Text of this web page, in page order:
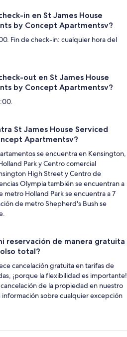
in en St James House
by Concept Apartmentsv?
Fin de check-in: cualquier hora del
out en St James House
by Concept Apartmentsv?
St James House Serviced
Apartmentsv?
se encuentra en Kensington,
Park y Centro comercial
High Street y Centro de
Olympia también se encuentran a
metro Holland Park se encuentra a 7
de metro Shepherd's Bush se
reservación de manera gratuita
total?
cancelación gratuita en tarifas de
¡porque la flexibilidad es importante!
de la propiedad en nuestro
sobre cualquier excepción